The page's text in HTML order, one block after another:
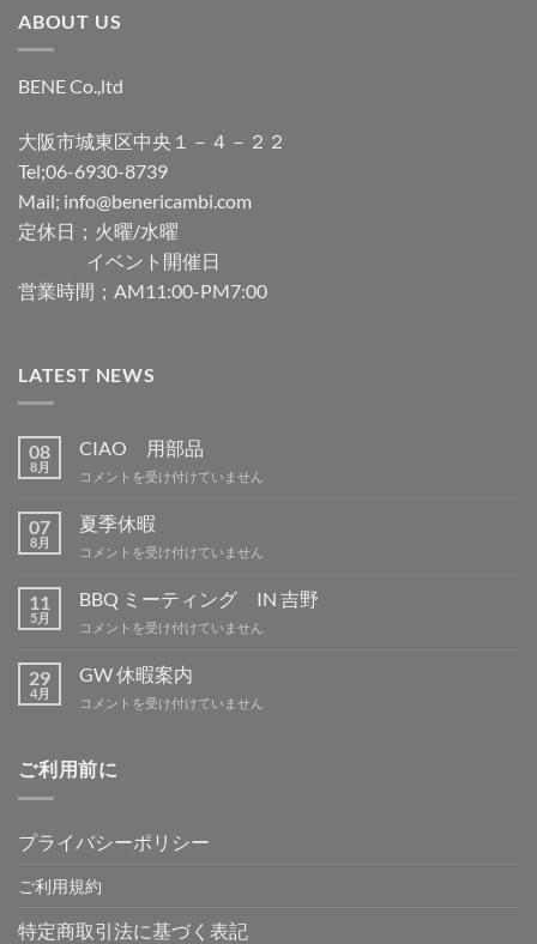
ABOUT US
BENE Co.,ltd
大阪市城東区中央１－４－２２
Tel;06-6930-8739
Mail; info@benericambi.com
定休日；火曜/水曜
イベント開催日
営業時間；AM11:00-PM7:00
LATEST NEWS
08
8月
CIAO 用部品
CIAO
部
品
は
コメントを受け付けていません
07
8月
夏季休暇
夏
休
は
コメントを受け付けていません
11
5月
BBQ ミーティング IN 吉野
BBQ
ー
ィ
IN
コメントを受け付けていません
29
4月
GW 休暇案内
GW
案
内
コメントを受け付けていません
ご利用前に
プライバシーポリシー
ご利用規約
特定商取引法に基づく表記